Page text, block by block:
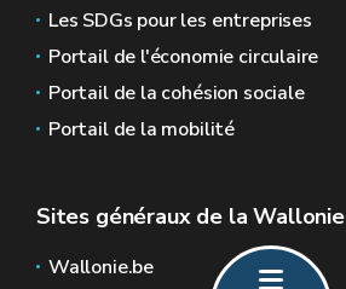
Les SDGs pour les entreprises
Portail de l'économie circulaire
Portail de la cohésion sociale
Portail de la mobilité
Sites généraux de la Wallonie
Wallonie.be